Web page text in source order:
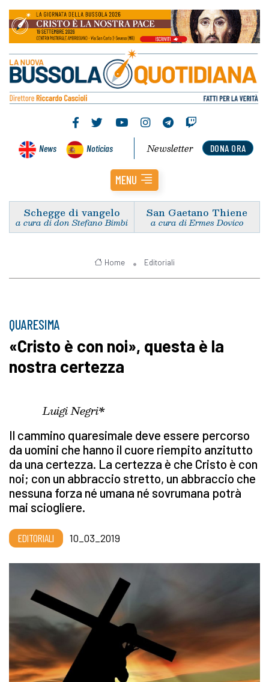
News Noticias DONA ORA
Newsletter
MENU
Schegge di vangelo
a cura di don Stefano Bimbi
San Gaetano Thiene
a cura di Ermes Dovico
Home Editoriali
QUARESIMA
«Cristo è con noi», questa è la
nostra certezza
Luigi Negri*
Il cammino quaresimale deve essere percorso
da uomini che hanno il cuore riempito anzitutto
da una certezza. La certezza è che Cristo è con
noi; con un abbraccio stretto, un abbraccio che
nessuna forza né umana né sovrumana potrà
mai sciogliere.
EDITORIALI 10_03_2019